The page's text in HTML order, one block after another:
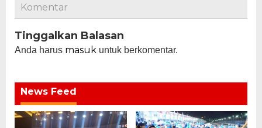
Komentar
Tinggalkan Balasan
Anda harus masuk untuk berkomentar.
News Feed